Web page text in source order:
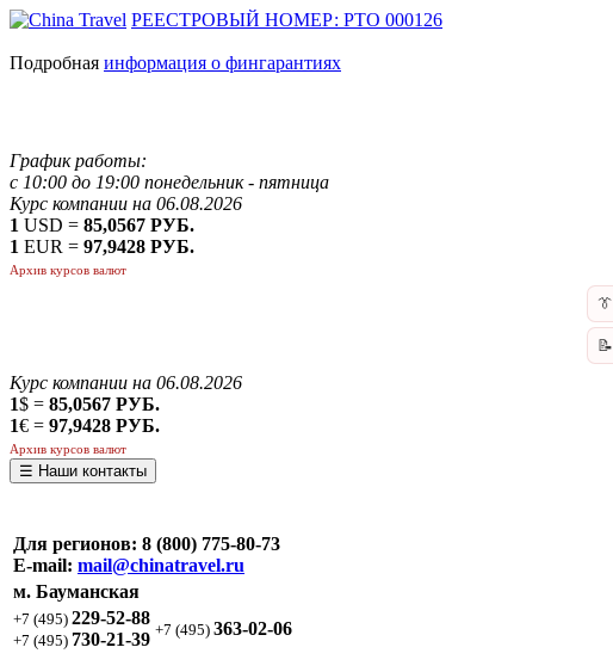
РЕЕСТРОВЫЙ НОМЕР: РТО 000126
Подробная информация о фингарантиях
График работы:
с 10:00 до 19:00 понедельник - пятница
Курс компании на 06.08.2026
1 USD = 85,0567 РУБ.
1 EUR = 97,9428 РУБ.
Архив курсов валют
👔
📝
Курс компании на 06.08.2026
1$ = 85,0567 РУБ.
1€ = 97,9428 РУБ.
Архив курсов валют
☰ Наши контакты
Для регионов: 8 (800) 775-80-73
E-mail: mail@chinatravel.ru
м. Бауманская
+7 (495) 229-52-88
+7 (495) 730-21-39 +7 (495) 363-02-06